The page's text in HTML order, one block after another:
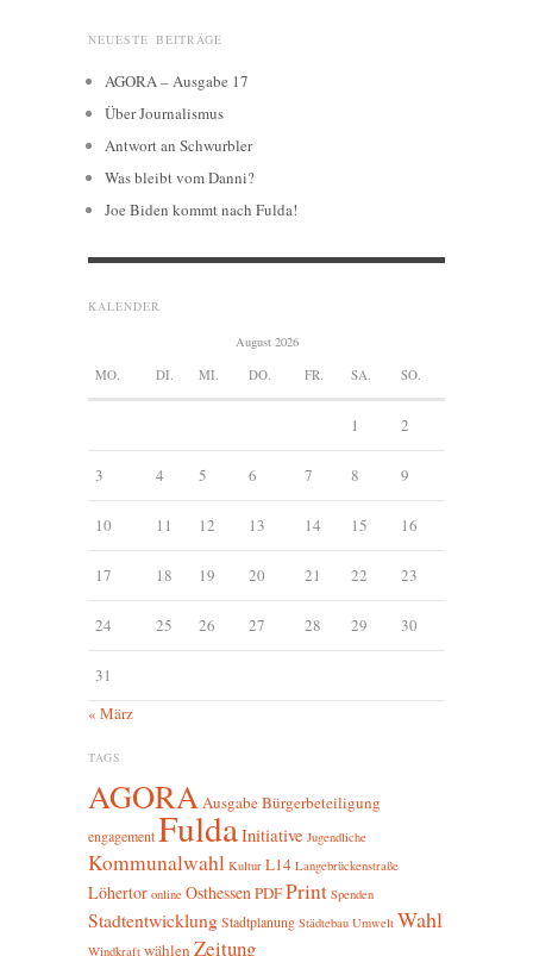
NEUESTE BEITRÄGE
AGORA – Ausgabe 17
Über Journalismus
Antwort an Schwurbler
Was bleibt vom Danni?
Joe Biden kommt nach Fulda!
KALENDER
August 2026
MO. DI. MI. DO. FR. SA. SO.
1 2
3 4 5 6 7 8 9
10 11 12 13 14 15 16
17 18 19 20 21 22 23
24 25 26 27 28 29 30
31
« März
TAGS
AGORA AusgabeBürgerbeteiligung
engagementFuldaInitiative Jugendliche
Kommunalwahl Kultur L14 Langebrückenstraße
Löhertor online Osthessen PDFPrint Spenden
StadtentwicklungStadtplanung Städtebau Umwelt Wahl
Windkraft wählen Zeitung